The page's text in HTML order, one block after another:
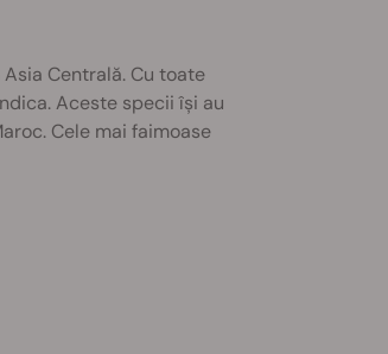
Centrală. Cu toate
Aceste specii își au
Cele mai faimoase